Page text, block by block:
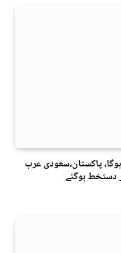
پاکستان،سعودی عرب
دستخط ہوگئے